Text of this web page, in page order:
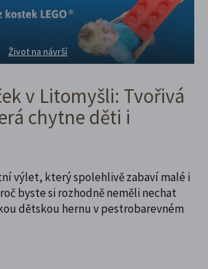
Život na návrší
v Litomyšli: Tvořivá
chytne děti i
výlet, který spolehlivě zabaví malé i
byste si rozhodně neměli nechat
dětskou hernu v pestrobarevném